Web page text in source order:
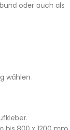
oder auch als
wählen.